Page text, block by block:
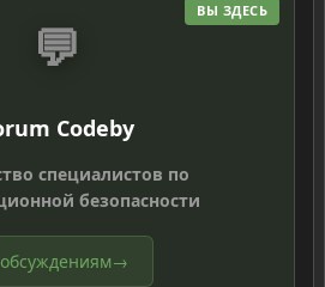
ВЫ ЗДЕСЬ
💬
Codeby
специалистов по
безопасности
→